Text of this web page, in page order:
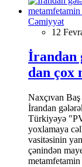
Cəmiyyət
12
İrandan
dan çox
Naxçıvan
İrandan
Türkiyəyə
yoxlamaya
vasitəsinin
çənindən